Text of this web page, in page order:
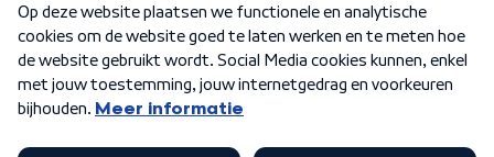
Algemene voorwaarden